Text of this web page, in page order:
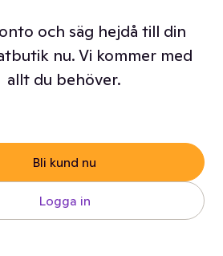
och säg hejdå till din
nu. Vi kommer med
allt du behöver.
Bli kund nu
Logga in